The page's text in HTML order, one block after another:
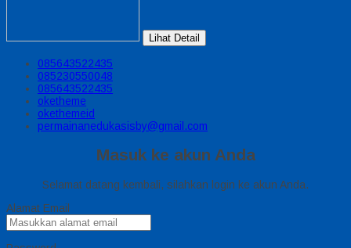
Lihat Detail
085643522435
085230550048
085643522435
oketheme
okethemeid
permainanedukasisby@gmail.com
Masuk ke akun Anda
Selamat datang kembali, silahkan login ke akun Anda.
Alamat Email